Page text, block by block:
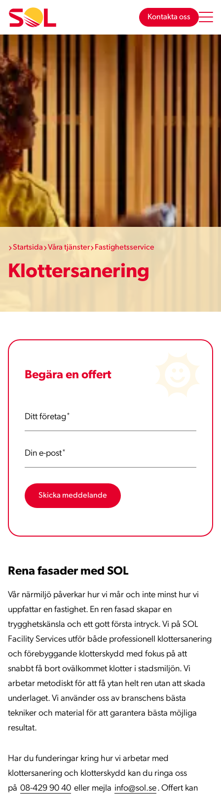
innehåll
Kontakta oss
Startsida Våra tjänster Fastighetsservice
Klottersanering
Begära en offert
Ditt företag*
Din e-post*
Rena fasader med SOL
Vår närmiljö påverkar hur vi mår och inte minst hur vi
uppfattar en fastighet. En ren fasad skapar en
trygghetskänsla och ett gott första intryck. Vi på SOL
Facility Services utför både professionell klottersanering
och förebyggande klotterskydd med fokus på att
snabbt få bort ovälkommet klotter i stadsmiljön. Vi
arbetar metodiskt för att få ytan helt ren utan att skada
underlaget. Vi använder oss av branschens bästa
tekniker och material för att garantera bästa möjliga
resultat.
Har du funderingar kring hur vi arbetar med
klottersanering och klotterskydd kan du ringa oss
på 08-429 90 40 eller mejla info@sol.se. Offert kan